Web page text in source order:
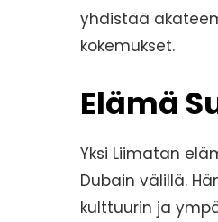
yhdistää
kokemukset.
Elämä
Yksi Liimatan
Dubain välillä.
kulttuurin ja